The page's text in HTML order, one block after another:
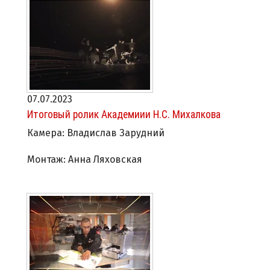
07.07.2023
Итоговый ролик Академиии Н.С. Михалкова
Камера: Владислав Зарудний
Монтаж: Анна Ляховская